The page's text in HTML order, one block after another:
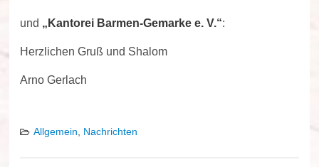
und „Kantorei Barmen-Gemarke e. V.“:
Herzlichen Gruß und Shalom
Arno Gerlach
Allgemein Nachrichten